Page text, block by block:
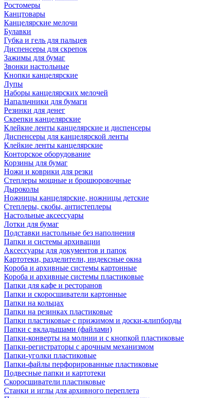
Ростомеры
Канцтовары
Канцелярские мелочи
Булавки
Губка и гель для пальцев
Диспенсеры для скрепок
Зажимы для бумаг
Звонки настольные
Кнопки канцелярские
Лупы
Наборы канцелярских мелочей
Напальчники для бумаги
Резинки для денег
Скрепки канцелярские
Клейкие ленты канцелярские и диспенсеры
Диспенсеры для канцелярской ленты
Клейкие ленты канцелярские
Конторское оборудование
Корзины для бумаг
Ножи и коврики для резки
Степлеры мощные и брошюровочные
Дыроколы
Ножницы канцелярские, ножницы детские
Степлеры, скобы, антистеплеры
Настольные аксессуары
Лотки для бумаг
Подставки настольные без наполнения
Папки и системы архивации
Аксессуары для документов и папок
Картотеки, разделители, индексные окна
Короба и архивные системы картонные
Короба и архивные системы пластиковые
Папки для кафе и ресторанов
Папки и скоросшиватели картонные
Папки на кольцах
Папки на резинках пластиковые
Папки пластиковые с прижимом и доски-клипборды
Папки с вкладышами (файлами)
Папки-конверты на молнии и с кнопкой пластиковые
Папки-регистраторы с арочным механизмом
Папки-уголки пластиковые
Папки-файлы перфорированные пластиковые
Подвесные папки и картотеки
Скоросшиватели пластиковые
Станки и иглы для архивного переплета